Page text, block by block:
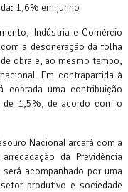
1,6% em junho
Indústria e Comércio
a desoneração da folha
obra e, ao mesmo tempo,
Em contrapartida à
cobrada uma contribuição
de 1,5%, de acordo com o
Nacional arcará com a
da Previdência
acompanhado por uma
produtivo e sociedade